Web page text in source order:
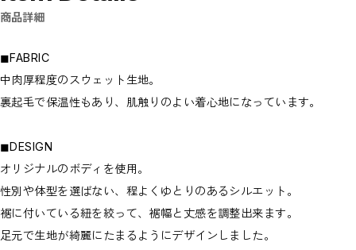
商品詳細
◼︎FABRIC
中肉厚程度のスウェット生地。
裏起毛で保温性もあり、肌触りのよい着心地になっています。
◼︎DESIGN
オリジナルのボディを使用。
性別や体型を選ばない、程よくゆとりのあるシルエット。
裾に付いている紐を絞って、裾幅と丈感を調整出来ます。
足元で生地が綺麗にたまるようにデザインしました。